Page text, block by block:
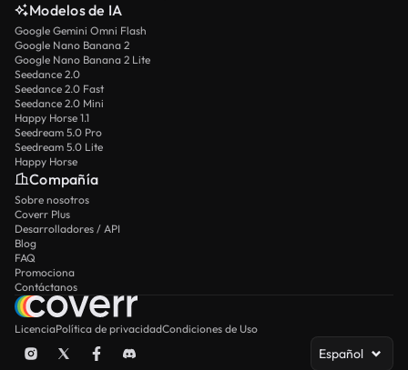
Modelos de IA
Google Gemini Omni Flash
Google Nano Banana 2
Google Nano Banana 2 Lite
Seedance 2.0
Seedance 2.0 Fast
Seedance 2.0 Mini
Happy Horse 1.1
Seedream 5.0 Pro
Seedream 5.0 Lite
Happy Horse
Compañía
Sobre nosotros
Coverr Plus
Desarrolladores / API
Blog
FAQ
Promociona
Contáctanos
LicenciaPolítica de privacidadCondiciones de Uso
Español